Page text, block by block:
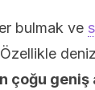
bulmak ve
çoğu